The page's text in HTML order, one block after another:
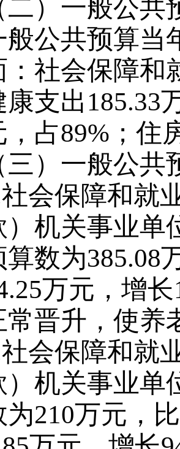
二）一般公
般公共预算当
：社会保障和
支出185.33
，占89%；住
三）一般公
社会保障和就
）机关事业
算数为385.08
万元，增
常晋升，使养
社会保障和就
）机关事业
为210万元，